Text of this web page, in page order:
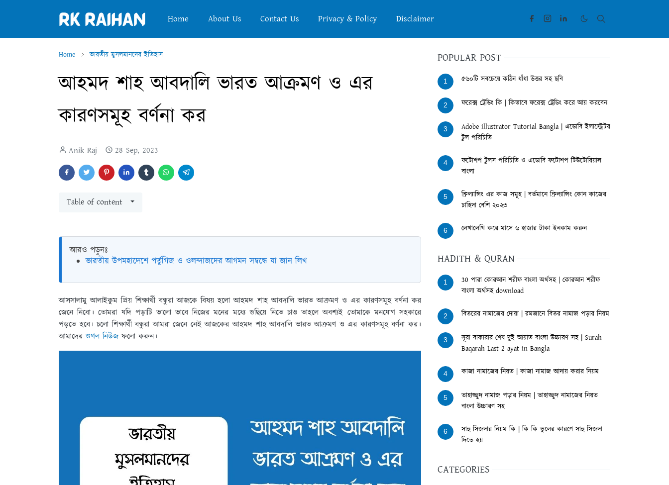
Home About Us Contact Us Privacy & Policy Disclaimer
Home ভারতীয় মুসলমানদের ইতিহাস
আহমদ শাহ আবদালি ভারত আক্রমণ ও এর
কারণসমূহ বর্ণনা কর
Anik Raj 28 Sep, 2023
Table of content
আরও পড়ুনঃ
ভারতীয় উপমহাদেশে পর্তুগিজ ও ওলন্দাজদের আগমন সম্বন্ধে যা জান লিখ
আসসালামু আলাইকুম প্রিয় শিক্ষার্থী বন্ধুরা আজকে বিষয় হলো আহমদ শাহ আবদালি ভারত আক্রমণ ও এর কারণসমূহ বর্ণনা কর
জেনে নিবো। তোমরা যদি পড়াটি ভালো ভাবে নিজের মনের মধ্যে গুছিয়ে নিতে চাও তাহলে অবশ্যই তোমাকে মনযোগ সহকারে
পড়তে হবে। চলো শিক্ষার্থী বন্ধুরা আমরা জেনে নেই আজকের আহমদ শাহ আবদালি ভারত আক্রমণ ও এর কারণসমূহ বর্ণনা কর।
আমাদের গুগল নিউজ ফলো করুন।
POPULAR POST
1 ৫৬০টি সবচেয়ে কঠিন ধাঁধা উত্তর সহ ছবি
2 ফরেক্স ট্রেডিং কি | কিভাবে ফরেক্স ট্রেডিং করে আয় করবেন
3
Adobe illustrator Tutorial Bangla | এডোবি ইলাস্ট্রেটর
টুল পরিচিতি
4
ফটোশপ টুলস পরিচিতি ও এডোবি ফটোশপ টিউটোরিয়াল
বাংলা
5
ফ্রিল্যান্সিং এর কাজ সমূহ | বর্তমানে ফ্রিল্যান্সিং কোন কাজের
চাহিদা বেশি ২০২৩
6 লেখালেখি করে মাসে ৬ হাজার টাকা ইনকাম করুন
HADITH & QURAN
1
30 পারা কোরআন শরীফ বাংলা অর্থসহ | কোরআন শরীফ
বাংলা অর্থসহ download
2 বিতরের নামাজের দোয়া | রমজানে বিতর নামাজ পড়ার নিয়ম
3
সূরা বাকারার শেষ দুই আয়াত বাংলা উচ্চারণ সহ | Surah
Baqarah Last 2 ayat in Bangla
4 কাজা নামাজের নিয়ত | কাজা নামাজ আদায় করার নিয়ম
5
তাহাজ্জুদ নামাজ পড়ার নিয়ম | তাহাজ্জুদ নামাজের নিয়ত
বাংলা উচ্চারণ সহ
6
সাহু সিজদার নিয়ম কি | কি কি ভুলের কারণে সাহু সিজদা
দিতে হয়
CATEGORIES